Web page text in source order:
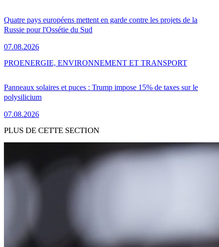
Quatre pays européens mettent en garde contre les projets de la
Russie pour l'Ossétie du Sud
07.08.2026
Panneaux solaires et puces : Trump impose 15% de taxes sur le
polysilicium
07.08.2026
PROENERGIE, ENVIRONNEMENT ET TRANSPORT
PLUS DE CETTE SECTION